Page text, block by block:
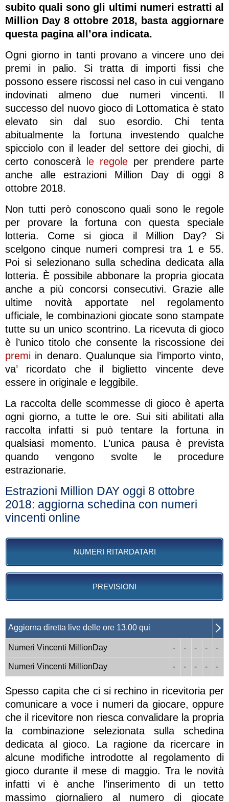
subito quali sono gli ultimi numeri estratti al
Million Day 8 ottobre 2018, basta aggiornare
questa pagina all’ora indicata.
Ogni giorno in tanti provano a vincere uno dei
premi in palio. Si tratta di importi fissi che
possono essere riscossi nel caso in cui vengano
indovinati almeno due numeri vincenti. Il
successo del nuovo gioco di Lottomatica è stato
elevato sin dal suo esordio. Chi tenta
abitualmente la fortuna investendo qualche
spicciolo con il leader del settore dei giochi, di
certo conoscerà
le regole per prendere parte
anche alle estrazioni Million Day di oggi 8
ottobre 2018.
Non tutti però conoscono quali sono le regole
per provare la fortuna con questa speciale
lotteria. Come si gioca il Million Day? Si
scelgono cinque numeri compresi tra 1 e 55.
Poi si selezionano sulla schedina dedicata alla
lotteria. È possibile abbonare la propria giocata
anche a più concorsi consecutivi. Grazie alle
ultime novità apportate nel regolamento
ufficiale, le combinazioni giocate sono stampate
tutte su un unico scontrino. La ricevuta di gioco
è l’unico titolo che consente la riscossione dei
premi in denaro. Qualunque sia l’importo vinto,
va’ ricordato che il biglietto vincente deve
essere in originale e leggibile.
La raccolta delle scommesse di gioco è aperta
ogni giorno, a tutte le ore. Sui siti abilitati alla
raccolta infatti si può tentare la fortuna in
qualsiasi momento. L’unica pausa è prevista
quando vengono svolte le procedure
estrazionarie.
Estrazioni Million DAY oggi 8 ottobre
2018: aggiorna schedina con numeri
vincenti online
NUMERI RITARDATARI
PREVISIONI
Aggiorna diretta live delle ore 13.00 qui
Numeri Vincenti MillionDay - - - - -
Numeri Vincenti MillionDay - - - - -
Spesso capita che ci si rechino in ricevitoria per
comunicare a voce i numeri da giocare, oppure
che il ricevitore non riesca convalidare la propria
la combinazione selezionata sulla schedina
dedicata al gioco. La ragione da ricercare in
alcune modifiche introdotte al regolamento di
gioco durante il mese di maggio. Tra le novità
infatti vi è anche l’inserimento di un tetto
massimo giornaliero al numero di giocate